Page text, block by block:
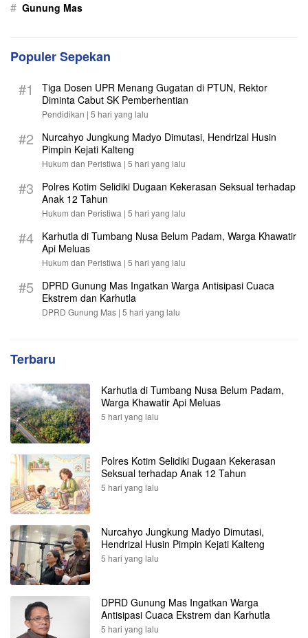
# Gunung Mas
Populer Sepekan
#1
Tiga Dosen UPR Menang Gugatan di PTUN, Rektor
Diminta Cabut SK Pemberhentian
Pendidikan | 5 hari yang lalu
#2
Nurcahyo Jungkung Madyo Dimutasi, Hendrizal Husin
Pimpin Kejati Kalteng
Hukum dan Peristiwa | 5 hari yang lalu
#3
Polres Kotim Selidiki Dugaan Kekerasan Seksual terhadap
Anak 12 Tahun
Hukum dan Peristiwa | 5 hari yang lalu
#4
Karhutla di Tumbang Nusa Belum Padam, Warga Khawatir
Api Meluas
Hukum dan Peristiwa | 5 hari yang lalu
#5
DPRD Gunung Mas Ingatkan Warga Antisipasi Cuaca
Ekstrem dan Karhutla
DPRD Gunung Mas | 5 hari yang lalu
Terbaru
Karhutla di Tumbang Nusa Belum Padam,
Warga Khawatir Api Meluas
5 hari yang lalu
Polres Kotim Selidiki Dugaan Kekerasan
Seksual terhadap Anak 12 Tahun
5 hari yang lalu
Nurcahyo Jungkung Madyo Dimutasi,
Hendrizal Husin Pimpin Kejati Kalteng
5 hari yang lalu
DPRD Gunung Mas Ingatkan Warga
Antisipasi Cuaca Ekstrem dan Karhutla
5 hari yang lalu